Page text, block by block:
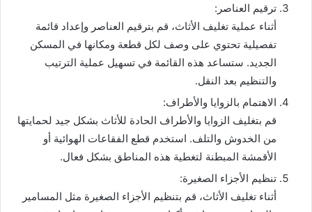
ترقيم العناصر:
أثناء عملية تغليف الأثاث، قم بترقيم العناصر وإعداد قائمة
تفصيلية تحتوي على وصف لكل قطعة ومكانها في المسكن
الجديد. ستساعد هذه القائمة في تسهيل عملية الترتيب
والتنظيم بعد النقل.
الاهتمام بالزوايا والأطراف:
قم بتغليف الزوايا والأطراف الحادة للأثاث بشكل جيد لحمايتها
من الخدوش والتلف. استخدم قطع الفقاعات الهوائية أو
الأقمشة المبطنة لتغطية هذه المناطق بشكل فعال.
تنظيم الأجزاء الصغيرة:
أثناء تغليف الأثاث، قم بتنظيم الأجزاء الصغيرة مثل المسامير